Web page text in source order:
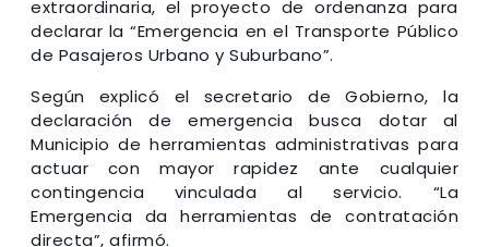
extraordinaria, el proyecto de ordenanza para
declarar la “Emergencia en el Transporte Público
de Pasajeros Urbano y Suburbano”.
Según explicó el secretario de Gobierno, la
declaración de emergencia busca dotar al
Municipio de herramientas administrativas para
actuar con mayor rapidez ante cualquier
contingencia vinculada al servicio. “La
Emergencia da herramientas de contratación
directa”, afirmó.